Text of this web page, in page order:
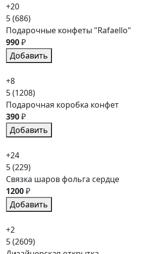
+20
5(686)
Подарочные конфеты "Rafaello"
990₽
Добавить
+8
5(1208)
Подарочная коробка конфет
390₽
Добавить
+24
5(229)
Связка шаров фольга сердце
1200₽
Добавить
+2
5(2609)